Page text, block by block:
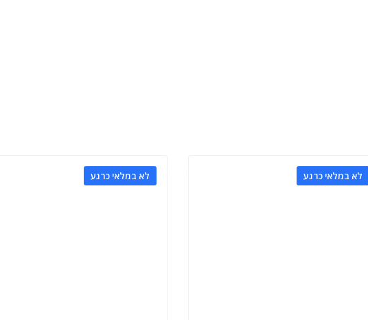
לא במלאי כרגע לא במלאי כרגע